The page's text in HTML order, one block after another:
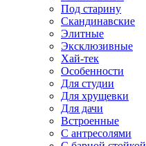
Под старину
Скандинавские
Элитные
Эксклюзивные
Хай-тек
Особенности
Для студии
Для хрущевки
Для дачи
Встроенные
С антресолями